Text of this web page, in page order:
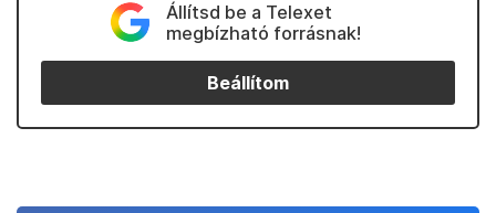
Állítsd be a Telexet
megbízható forrásnak!
Beállítom